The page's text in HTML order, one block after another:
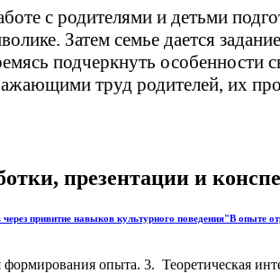
с родителями и детьми
Затем семье дается
подчеркнуть
труд родителей, их
презентации и
привитие навыков культурного поведения"В опыте
опыта. 3. Теоретическая